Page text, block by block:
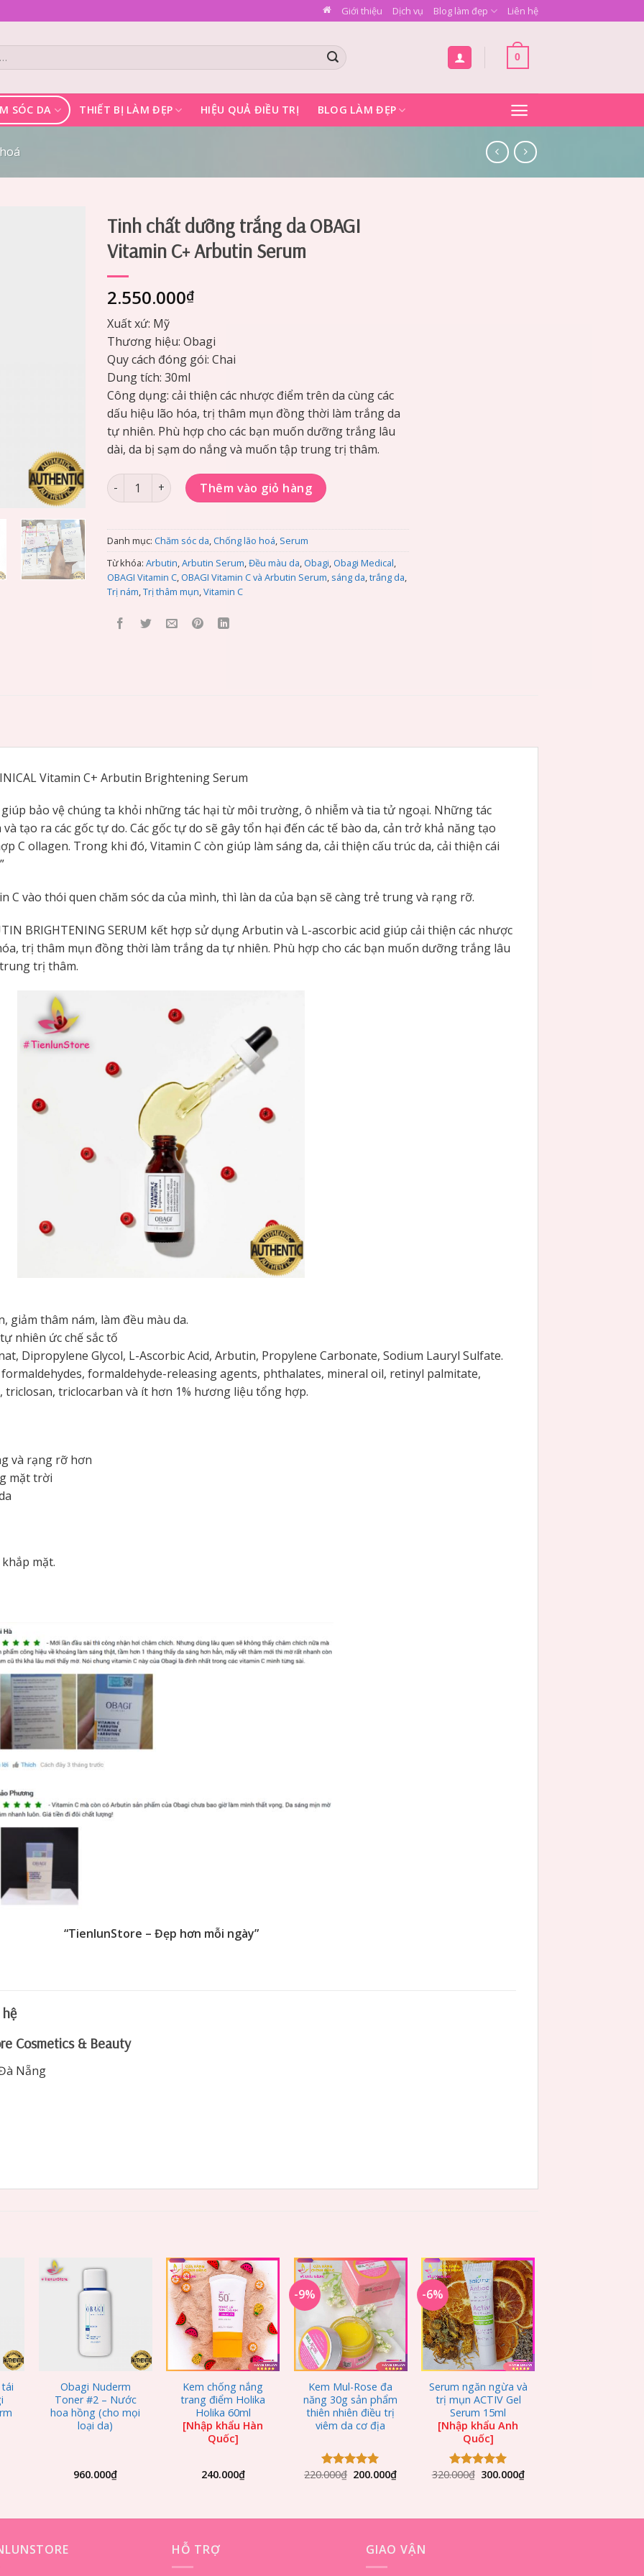
Giới thiệu Dịch vụ Blog làm đẹp Liên hệ
0
SÓC DA THIẾT BỊ LÀM ĐẸP HIỆU QUẢ ĐIỀU TRỊ BLOG LÀM ĐẸP
Tinh chất dưỡng trắng da OBAGI
Vitamin C+ Arbutin Serum
2.550.000₫
Xuất xứ: Mỹ
Thương hiệu: Obagi
Quy cách đóng gói: Chai
Dung tích: 30ml
Công dụng: cải thiện các nhược điểm trên da cùng các
dấu hiệu lão hóa, trị thâm mụn đồng thời làm trắng da
tự nhiên. Phù hợp cho các bạn muốn dưỡng trắng lâu
dài, da bị sạm do nắng và muốn tập trung trị thâm.
Tinh chất dưỡng trắng da OBAGI Vitamin C+ Arbutin Serum số lượng
Thêm vào giỏ hàng
Danh mục: Chăm sóc da,Chống lão hoá, Serum
Từ khóa: Arbutin,Arbutin Serum,Đều màu da, Obagi, Obagi Medical,
OBAGI Vitamin C, OBAGI Vitamin C và Arbutin Serum, sáng da,trắng da,
Trị nám,Trị thâm mụn,Vitamin C
Vitamin C+ Arbutin Brightening Serum
giúp bảo vệ chúng ta khỏi những tác hại từ môi trường, ô nhiễm và tia tử ngoại. Những tác
tạo ra các gốc tự do. Các gốc tự do sẽ gây tổn hại đến các tế bào da, cản trở khả năng tạo
C ollagen. Trong khi đó, Vitamin C còn giúp làm sáng da, cải thiện cấu trúc da, cải thiện cái
C vào thói quen chăm sóc da của mình, thì làn da của bạn sẽ càng trẻ trung và rạng rỡ.
BRIGHTENING SERUM kết hợp sử dụng Arbutin và L-ascorbic acid giúp cải thiện các nhược
trị thâm mụn đồng thời làm trắng da tự nhiên. Phù hợp cho các bạn muốn dưỡng trắng lâu
trị thâm.
giảm thâm nám, làm đều màu da.
nhiên ức chế sắc tố
Dipropylene Glycol, L-Ascorbic Acid, Arbutin, Propylene Carbonate, Sodium Lauryl Sulfate.
formaldehyde-releasing agents, phthalates, mineral oil, retinyl palmitate,
triclocarban và ít hơn 1% hương liệu tổng hợp.
và rạng rỡ hơn
mặt trời
mặt.
“TienlunStore – Đẹp hơn mỗi ngày”
Cosmetics & Beauty
Nẵng
Obagi Nuderm
Toner #2 – Nước
hoa hồng (cho mọi
loại da)
960.000₫
Add to
Wishlist
Kem chống nắng
trang điểm Holika
Holika 60ml
[Nhập khẩu Hàn
Quốc]
240.000₫
-9%
Add to
Wishlist
+
Kem Mul-Rose đa
năng 30g sản phẩm
thiên nhiên điều trị
viêm da cơ địa
Được xếp
220.000₫ 200.000₫
-6%
Add to
Wishlist
+
Serum ngăn ngừa và
trị mụn ACTIV Gel
Serum 15ml
[Nhập khẩu Anh
Quốc]
Được xếp
320.000₫ 300.000₫
HỖ TRỢ GIAO VẬN